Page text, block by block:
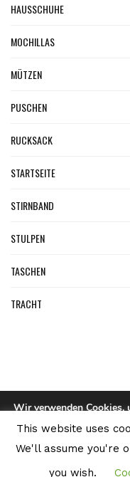
HAUSSCHUHE
MOCHILLAS
MÜTZEN
PUSCHEN
RUCKSACK
STARTSEITE
STIRNBAND
STULPEN
TASCHEN
TRACHT
©
This website uses
We'll assume you're
you wish.
Wir verwenden Cookies,
Du kannst mehr
verwenden, oder sie
Zustimmen